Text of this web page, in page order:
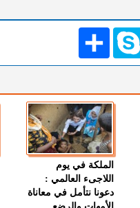
انشر
الملكة في يوم
اللاجىء العالمي :
دعونا نتأمل في معاناة